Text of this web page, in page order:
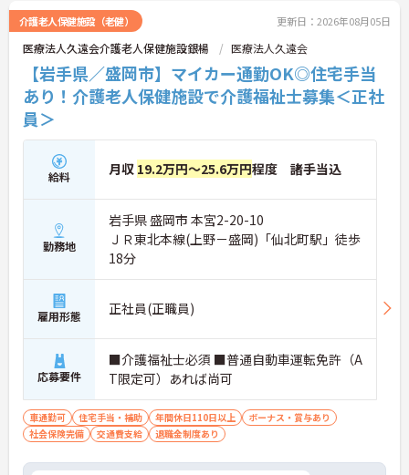
介護老人保健施設（老健） 更新日：2026年08月05日
医療法人久遠会介護老人保健施設銀楊 医療法人久遠会
【岩手県／盛岡市】マイカー通勤OK◎住宅手当
あり！介護老人保健施設で介護福祉士募集＜正社
員＞
給料 月収 19.2万円～25.6万円程度 諸手当込
勤務地
岩手県 盛岡市 本宮2-20-10
ＪＲ東北本線(上野－盛岡)「仙北町駅」徒歩
18分
雇用形態 正社員(正職員)
応募要件
■介護福祉士必須 ■普通自動車運転免許（A
T限定可）あれば尚可
車通勤可 住宅手当・補助 年間休日110日以上
ボーナス・賞与あり
社会保険完備
交通費支給 退職金制度あり